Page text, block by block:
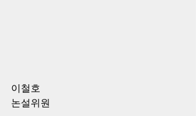
이철호
논설위원